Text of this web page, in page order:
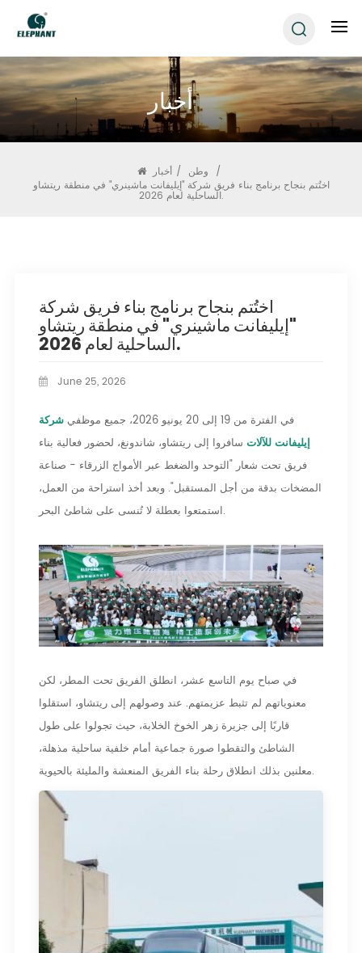
أخبار
وطن / أخبار
/
اختُتم بنجاح برنامج بناء فريق شركة "إيليفانت ماشينري" في منطقة ريتشاو
الساحلية لعام 2026.
اختُتم بنجاح برنامج بناء فريق شركة
"إيليفانت ماشينري" في منطقة ريتشاو
الساحلية لعام 2026.
June 25, 2026
في الفترة من 19 إلى 20 يونيو 2026، جميع موظفي
شركة
إيليفانت للآلات سافروا إلى ريتشاو، شاندونغ، لحضور فعالية بناء
فريق تحت شعار "التوحد والضغط عبر الأمواج الزرقاء - صناعة
المضخات بدقة من أجل المستقبل". وبعد أخذ استراحة من العمل،
استمتعوا بعطلة لا تُنسى على شاطئ البحر.
في صباح يوم التاسع عشر، انطلق الفريق تحت المطر، لكن
معنوياتهم لم تثبط عزيمتهم. عند وصولهم إلى ريتشاو، استقلوا
قاربًا إلى جزيرة زهر الخوخ الخلابة، حيث تجولوا على طول
الشاطئ والتقطوا صورة جماعية أمام خلفية ساحلية مذهلة،
معلنين بذلك انطلاق رحلة بناء الفريق المنعشة والمليئة بالحيوية.